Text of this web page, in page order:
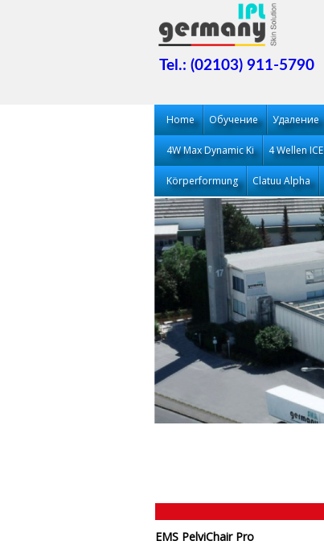
Tel.: (02103) 911-5790
Home Обучение Удаление
4W Max Dynamic Ki 4 Wellen ICE
Körperformung Clatuu Alpha
EMS PelviChair Pro